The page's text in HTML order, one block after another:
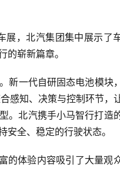
展，北汽集团集中展示了
崭新篇章。
新一代自研固态电池模块
感知、决策与控制环节，
。北汽携手小马智行打造
全、稳定的行驶状态。
的体验内容吸引了大量观